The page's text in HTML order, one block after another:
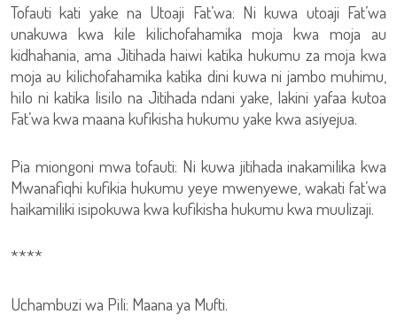
Tofauti kati yake na Utoaji Fat’wa: Ni kuwa utoaji Fat’wa
unakuwa kwa kile kilichofahamika moja kwa moja au
kidhahania, ama Jitihada haiwi katika hukumu za moja kwa
moja au kilichofahamika katika dini kuwa ni jambo muhimu,
hilo ni katika lisilo na Jitihada ndani yake, lakini yafaa kutoa
Fat’wa kwa maana kufikisha hukumu yake kwa asiyejua.
Pia miongoni mwa tofauti: Ni kuwa jitihada inakamilika kwa
Mwanafiqhi kufikia hukumu yeye mwenyewe, wakati fat’wa
haikamiliki isipokuwa kwa kufikisha hukumu kwa muulizaji.
****
Uchambuzi wa Pili: Maana ya Mufti.